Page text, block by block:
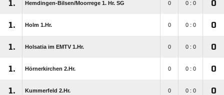
1. Hemdingen-Bilsen/​Moorrege 1. Hr. SG 0 0 : 0 0
1. Holm 1.Hr. 0 0 : 0 0
1. Holsatia im EMTV 1.Hr. 0 0 : 0 0
1. Hörnerkirchen 2.Hr. 0 0 : 0 0
1. Kummerfeld 2.Hr. 0 0 : 0 0